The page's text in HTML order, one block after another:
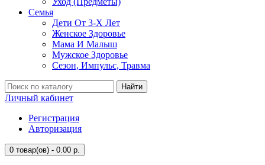
Семья
Дети От 3-Х Лет
Женское Здоровье
Мама И Малыш
Мужское Здоровье
Сезон, Импульс, Травма
Найти
Личный кабинет
Регистрация
Авторизация
0 товар(ов) - 0.00 р.